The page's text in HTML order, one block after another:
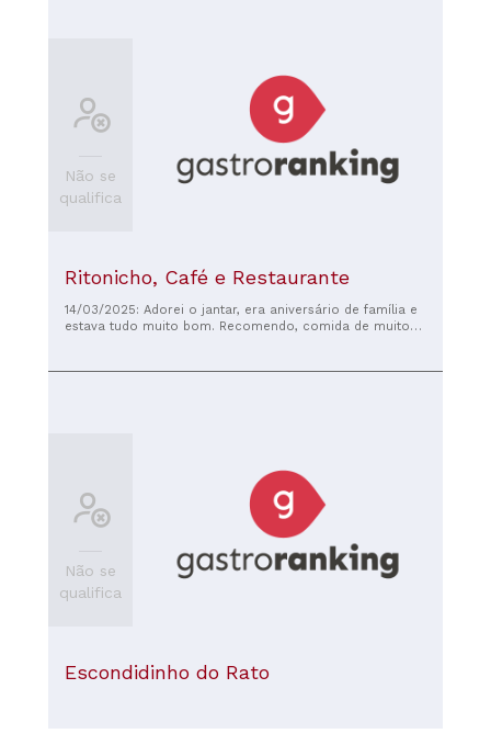
Não se
qualifica
Ritonicho, Café e Restaurante
14/03/2025: Adorei o jantar, era aniversário de família e
estava tudo muito bom. Recomendo, comida de muito
Não se
qualifica
Escondidinho do Rato